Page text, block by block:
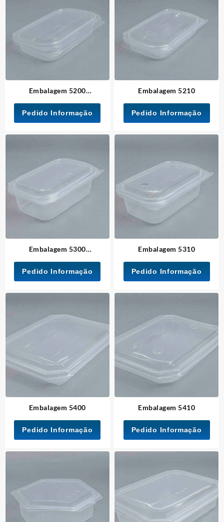
Embalagem 5200
Biodegradavel
Pedido Informação
Embalagem 5210
Pedido Informação
Embalagem 5300
Pedido Informação
Embalagem 5310
Pedido Informação
Embalagem 5400
Pedido Informação
Embalagem 5410
Pedido Informação